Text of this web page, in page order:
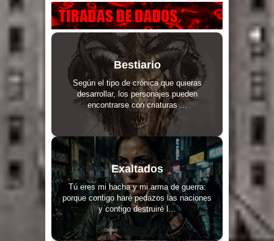
Bestiario
Según el tipo de crónica que quieras
desarrollar, los personajes pueden
encontrarse con criaturas ...
Exaltados
Tú eres mi hacha y mi arma de guerra:
porque contigo haré pedazos las naciones
y contigo destruiré l...